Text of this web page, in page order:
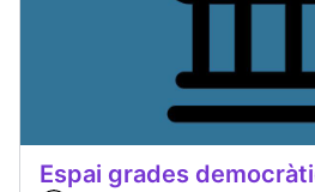
Espai grades